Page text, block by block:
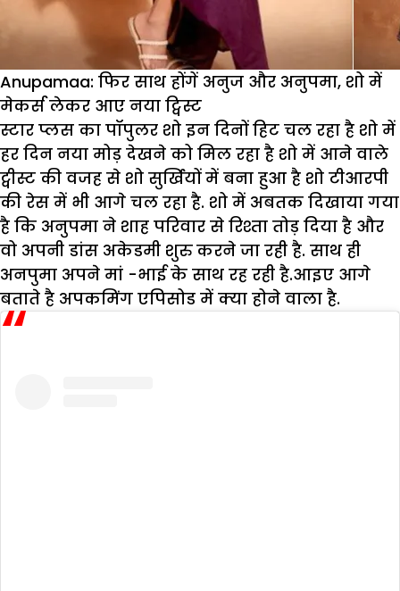
Anupamaa: फिर साथ होंगें अनुज और अनुपमा, शो में
मेकर्स लेकर आए नया ट्विस्ट
स्टार प्लस का पॉपुलर शो इन दिनों हिट चल रहा है शो में
हर दिन नया मोड़ देखने को मिल रहा है शो में आने वाले
ट्वीस्ट की वजह से शो सुर्खियों में बना हुआ है शो टीआरपी
की रेस में भी आगे चल रहा है. शो में अबतक दिखाया गया
है कि अनुपमा ने शाह परिवार से रिश्ता तोड़ दिया है और
वो अपनी डांस अकेडमी शुरु करने जा रही है. साथ ही
अनपुमा अपने मां -भाई के साथ रह रही है.आइए आगे
बताते है अपकमिंग एपिसोड में क्या होने वाला है.